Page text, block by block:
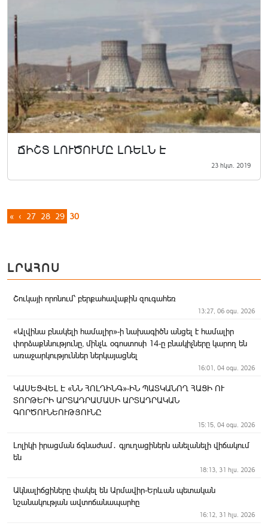
ՃԻՇՏ ԼՈՒԾՈՒՄԸ ԼՌԵԼՆ Է
23 հկտ. 2019
« ‹ 27 28 29 30
ԼՐԱՀՈՍ
Շուկայի որոնում՝ բերքահավաքին զուգահեռ
13:27, 06 օգս. 2026
«Ալվինա բնակելի համալիր»-ի նախագիծն անցել է համալիր
փորձաքննությունը, մինչև օգոստոսի 14-ը բնակիչները կարող են
առաջարկություններ ներկայացնել
16:01, 04 օգս. 2026
ԿԱՍԵՑՎԵԼ Է «ՆՆ ՀՈԼԴԻՆԳ»-ԻՆ ՊԱՏԿԱՆՈՂ ՀԱՑԻ ՈՒ
ՏՈՐԹԵՐԻ ԱՐՏԱԴՐԱՄԱՍԻ ԱՐՏԱԴՐԱԿԱՆ
ԳՈՐԾՈՒՆԵՈՒԹՅՈՒՆԸ
15:15, 04 օգս. 2026
Լոլիկի իրացման ճգնաժամ․ գյուղացիներն անելանելի վիճակում
են
18:13, 31 հլս. 2026
Ակնալիճցիները փակել են Արմավիր-Երևան պետական
նշանակության ավտոճանապարհը
16:12, 31 հլս. 2026